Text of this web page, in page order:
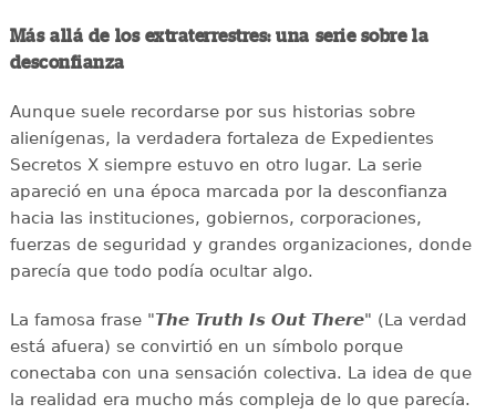
Más allá de los extraterrestres: una serie sobre la
desconfianza
Aunque suele recordarse por sus historias sobre
alienígenas, la verdadera fortaleza de Expedientes
Secretos X siempre estuvo en otro lugar. La serie
apareció en una época marcada por la desconfianza
hacia las instituciones, gobiernos, corporaciones,
fuerzas de seguridad y grandes organizaciones, donde
parecía que todo podía ocultar algo.
La famosa frase "The Truth Is Out There" (La verdad
está afuera) se convirtió en un símbolo porque
conectaba con una sensación colectiva. La idea de que
la realidad era mucho más compleja de lo que parecía.